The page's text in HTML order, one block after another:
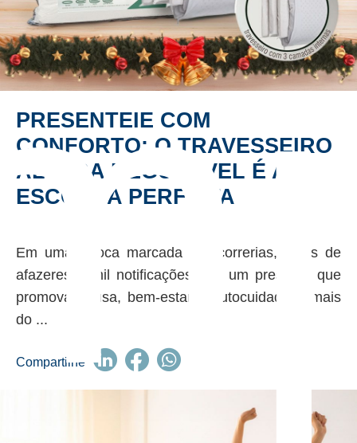
PRESENTEIE COM
CONFORTO: O TRAVESSEIRO
ALTURA REGULÁVEL É A
ESCOLHA PERFEITA
Em uma época marcada por correrias, listas de
afazeres e mil notificações, dar um presente que
promova pausa, bem-estar e autocuidado é mais
do ...
Compartilhe